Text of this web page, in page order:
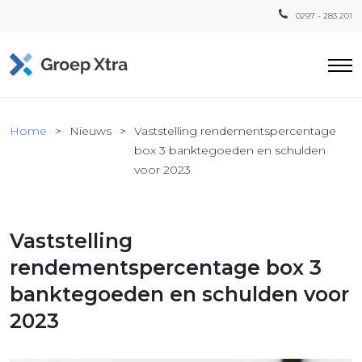
0297 - 283 201
Loon
Xtra
Home Nieuws
Vaststelling rendementspercentage
box 3 banktegoeden en schulden
voor 2023
Vaststelling
rendementspercentage box 3
banktegoeden en schulden voor
2023